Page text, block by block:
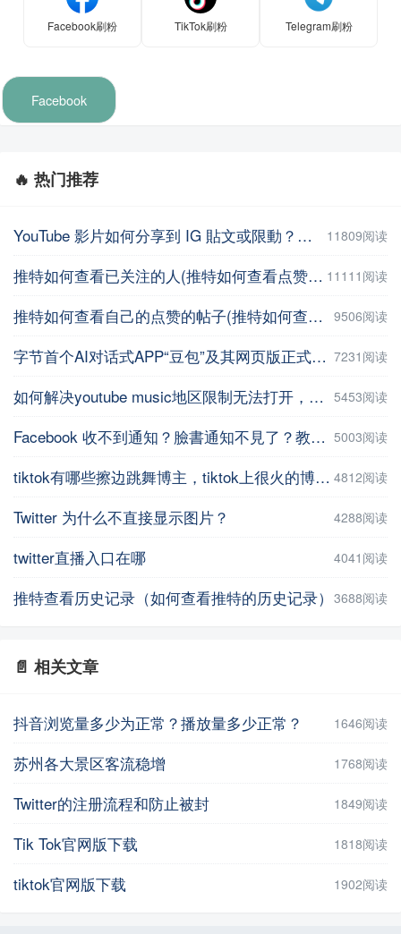
Facebook刷粉 TikTok刷粉 Telegram刷粉
Facebook
🔥 热门推荐
YouTube 影片如何分享到 IG 貼文或限動？教你用這招【Facebook教程】 11809阅读
推特如何查看已关注的人(推特如何查看点赞记录) 11111阅读
推特如何查看自己的点赞的帖子(推特如何查看自己的点赞的帖子数量 ) 9506阅读
字节首个AI对话式APP“豆包”及其网页版正式上线 7231阅读
如何解决youtube music地区限制无法打开，并在手机上进行下载操作 5453阅读
Facebook 收不到通知？臉書通知不見了？教你5招輕鬆解決 | iPhoneTipSo 5003阅读
tiktok有哪些擦边跳舞博主，tiktok上很火的博主盘点 4812阅读
Twitter 为什么不直接显示图片？ 4288阅读
twitter直播入口在哪 4041阅读
推特查看历史记录（如何查看推特的历史记录） 3688阅读
📄 相关文章
抖音浏览量多少为正常？播放量多少正常？ 1646阅读
苏州各大景区客流稳增 1768阅读
Twitter的注册流程和防止被封 1849阅读
Tik Tok官网版下载 1818阅读
tiktok官网版下载 1902阅读